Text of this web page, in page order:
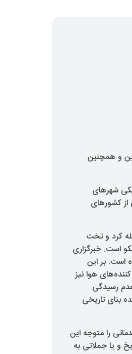
و همچنین
دارد. پارسه یکی شهرهای
از کشورهای
میلاد، به ایران حمله کرد و تخت
یونسکو است. خبرگزاری
است. بر این
هوا نیز
رسیدگی
بنای تاریخی
را متوجه این
و یا جملاتی به